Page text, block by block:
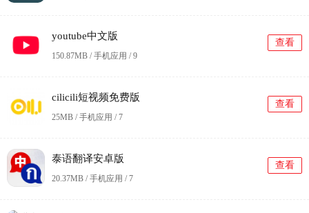
youtube中文版
150.87MB / 手机应用 /9
查看
cilicili短视频免费版
25MB / 手机应用 /7
查看
泰语翻译安卓版
20.37MB / 手机应用 /7
查看